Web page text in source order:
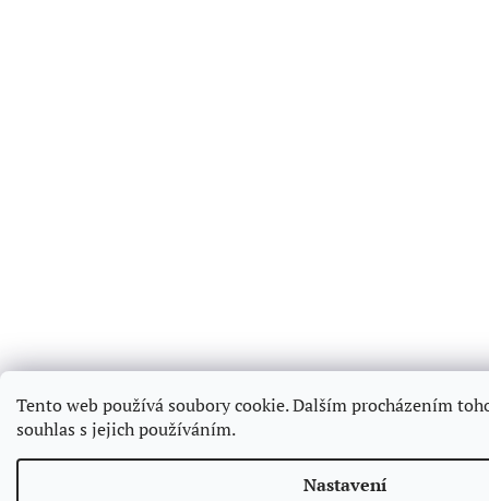
Tento web používá soubory cookie. Dalším procházením
souhlas s jejich používáním.
Nastavení